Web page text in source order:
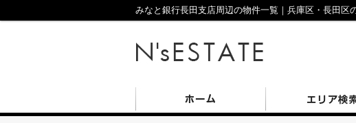
みなと銀行長田支店周辺の物件一覧｜兵庫区・長田区